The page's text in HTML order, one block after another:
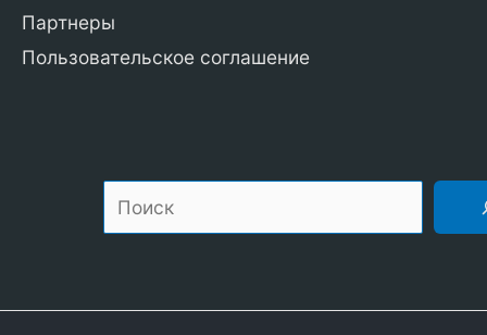
Партнеры
Пользовательское соглашение